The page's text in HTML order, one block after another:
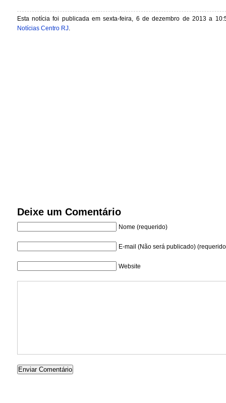
Esta notícia foi publicada em sexta-feira, 6 de dezembro de 2013 a
Notícias Centro RJ.
Deixe um Comentário
Nome (requerido)
E-mail (Não será publicado)
Website